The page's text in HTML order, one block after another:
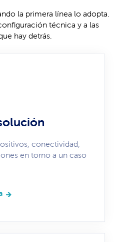
la primera línea lo adopta.
técnica y a las
hay detrás.
conectividad,
en torno a un caso